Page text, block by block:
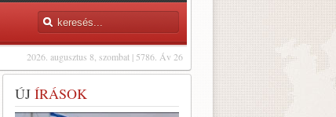
2026. augusztus 8, szombat | 5786. Áv 26
ÚJ ÍRÁSOK